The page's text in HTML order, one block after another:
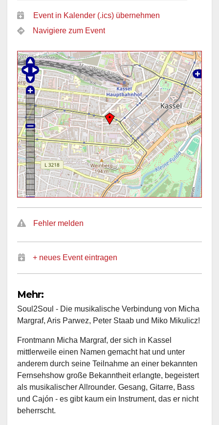
Event in Kalender (.ics) übernehmen
Navigiere zum Event
Fehler melden
+ neues Event eintragen
Mehr:
Soul2Soul - Die musikalische Verbindung von Micha
Margraf, Aris Parwez, Peter Staab und Miko Mikulicz!
Frontmann Micha Margraf, der sich in Kassel
mittlerweile einen Namen gemacht hat und unter
anderem durch seine Teilnahme an einer bekannten
Fernsehshow große Bekanntheit erlangte, begeistert
als musikalischer Allrounder. Gesang, Gitarre, Bass
und Cajón - es gibt kaum ein Instrument, das er nicht
beherrscht.